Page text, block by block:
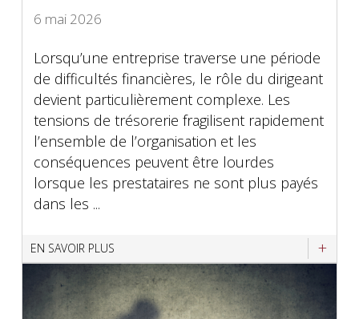
6 mai 2026
Lorsqu’une entreprise traverse une période
de difficultés financières, le rôle du dirigeant
devient particulièrement complexe. Les
tensions de trésorerie fragilisent rapidement
l’ensemble de l’organisation et les
conséquences peuvent être lourdes
lorsque les prestataires ne sont plus payés
dans les ...
EN SAVOIR PLUS